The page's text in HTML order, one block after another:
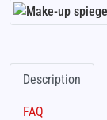
Description
FAQ